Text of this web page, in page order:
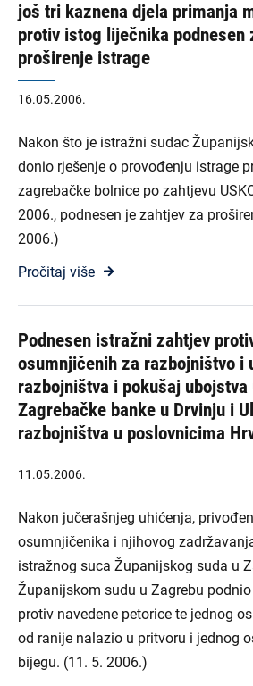
još tri kaznena djela primanja
protiv istog liječnika podnesen
proširenje istrage
16.05.2006.
Nakon što je istražni sudac
donio rješenje o provođenju istrage
zagrebačke bolnice po zahtjevu
2006., podnesen je zahtjev za
2006.)
Pročitaj više
Podnesen istražni zahtjev
osumnjičenih za razbojništvo i
razbojništva i pokušaj
Zagrebačke banke u Drvinju i
razbojništva u poslovnicima
11.05.2006.
Nakon jučerašnjeg uhićenja,
osumnjičenika i njihovog
istražnog suca Županijskog suda u
Županijskom sudu u Zagrebu
protiv navedene petorice te jednog
od ranije nalazio u pritvoru i jednog
bijegu. (11. 5. 2006.)